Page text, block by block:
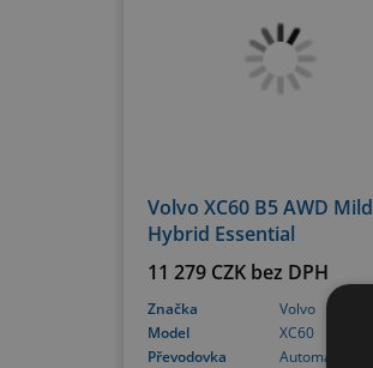
Volvo XC60 B5 AWD Mild
Hybrid Essential
11 279 CZK bez DPH
Značka
Volvo
Model
XC60
Převodovka
Automatická